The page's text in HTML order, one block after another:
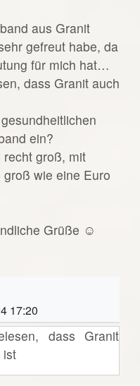
aus Granit
gefreut habe, da
für mich hat…
dass Granit auch
ein?
recht groß, mit
wie eine Euro
Grüße ☺️
17:20
dass Granit
ist